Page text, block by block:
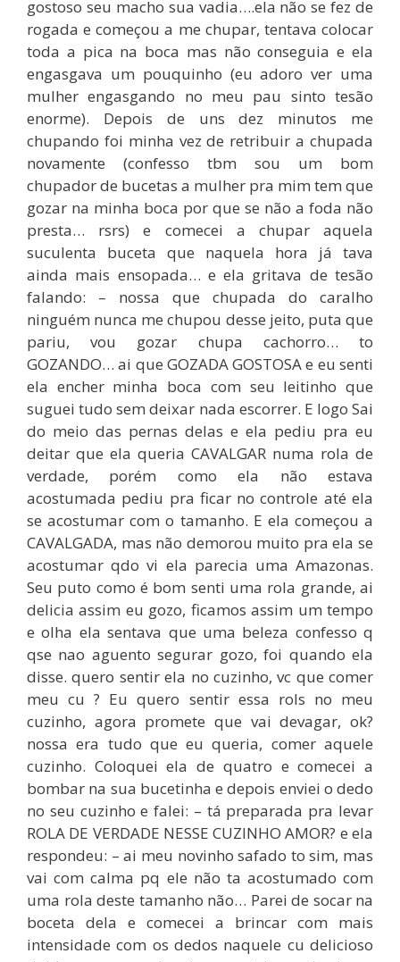
gostoso seu macho sua vadia….ela não se fez de
rogada e começou a me chupar, tentava colocar
toda a pica na boca mas não conseguia e ela
engasgava um pouquinho (eu adoro ver uma
mulher engasgando no meu pau sinto tesão
enorme). Depois de uns dez minutos me
chupando foi minha vez de retribuir a chupada
novamente (confesso tbm sou um bom
chupador de bucetas a mulher pra mim tem que
gozar na minha boca por que se não a foda não
presta… rsrs) e comecei a chupar aquela
suculenta buceta que naquela hora já tava
ainda mais ensopada… e ela gritava de tesão
falando: – nossa que chupada do caralho
ninguém nunca me chupou desse jeito, puta que
pariu, vou gozar chupa cachorro… to
GOZANDO… ai que GOZADA GOSTOSA e eu senti
ela encher minha boca com seu leitinho que
suguei tudo sem deixar nada escorrer. E logo Sai
do meio das pernas delas e ela pediu pra eu
deitar que ela queria CAVALGAR numa rola de
verdade, porém como ela não estava
acostumada pediu pra ficar no controle até ela
se acostumar com o tamanho. E ela começou a
CAVALGADA, mas não demorou muito pra ela se
acostumar qdo vi ela parecia uma Amazonas.
Seu puto como é bom senti uma rola grande, ai
delicia assim eu gozo, ficamos assim um tempo
e olha ela sentava que uma beleza confesso q
qse nao aguento segurar gozo, foi quando ela
disse. quero sentir ela no cuzinho, vc que comer
meu cu ? Eu quero sentir essa rols no meu
cuzinho, agora promete que vai devagar, ok?
nossa era tudo que eu queria, comer aquele
cuzinho. Coloquei ela de quatro e comecei a
bombar na sua bucetinha e depois enviei o dedo
no seu cuzinho e falei: – tá preparada pra levar
ROLA DE VERDADE NESSE CUZINHO AMOR? e ela
respondeu: – ai meu novinho safado to sim, mas
vai com calma pq ele não ta acostumado com
uma rola deste tamanho não… Parei de socar na
boceta dela e comecei a brincar com mais
intensidade com os dedos naquele cu delicioso